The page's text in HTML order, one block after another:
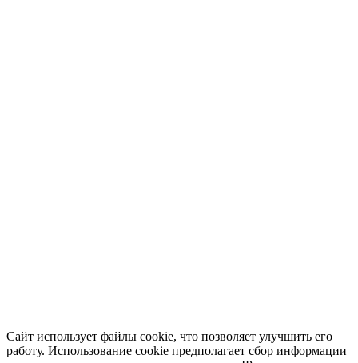
Сайт использует файлы cookie, что позволяет улучшить его
работу. Использование cookie предполагает сбор информации